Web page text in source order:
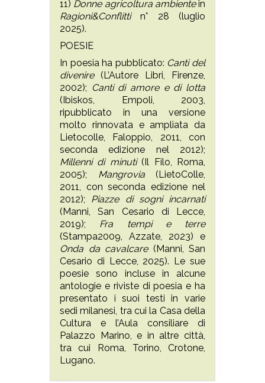
11) Donne agricoltura ambientein
Ragioni&Conflittin° 28 (luglio
2025).
POESIE
In poesia ha pubblicato: Canti del
divenire(L’Autore Libri, Firenze,
2002); Canti di amore e di lotta
(Ibiskos, Empoli, 2003,
ripubblicato in una versione
molto rinnovata e ampliata da
Lietocolle, Faloppio, 2011, con
seconda edizione nel 2012);
Millenni di minuti(Il Filo, Roma,
2005); Mangrovia (LietoColle,
2011, con seconda edizione nel
2012); Piazze di sogni incarnati
(Manni, San Cesario di Lecce,
2019); Fra tempi e terre
(Stampa2009, Azzate, 2023) e
Onda da cavalcare (Manni, San
Cesario di Lecce, 2025). Le sue
poesie sono incluse in alcune
antologie e riviste di poesia e ha
presentato i suoi testi in varie
sedi milanesi, tra cui la Casa della
Cultura e l’Aula consiliare di
Palazzo Marino, e in altre città,
tra cui Roma, Torino, Crotone,
Lugano.